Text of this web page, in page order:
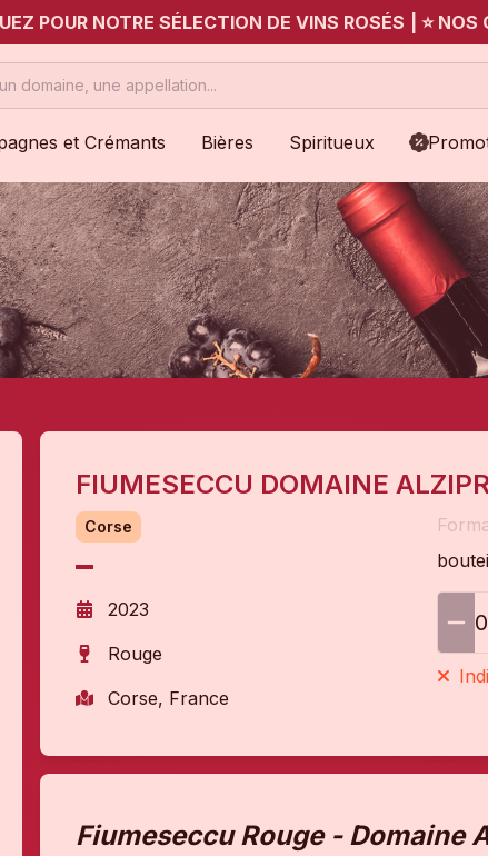
POUR NOTRE SÉLECTION DE VINS ROSÉS ⭐
et Crémants Bières Spiritueux
FIUMESECCU DOMAINE
Corse
2023
Rouge
Corse, France
0
Fiumeseccu Rouge - Domaine